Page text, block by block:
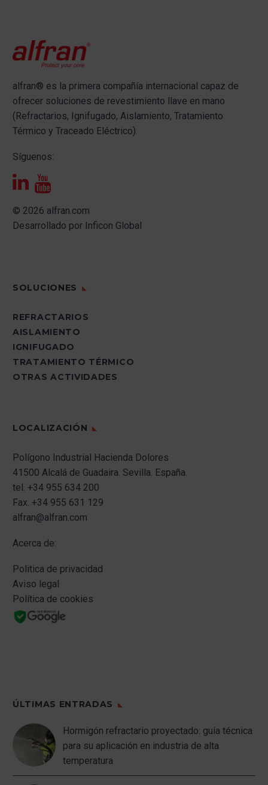
alfran® es la primera compañía internacional capaz de
ofrecer soluciones de revestimiento llave en mano
(Refractarios, Ignifugado, Aislamiento, Tratamiento
Térmico y Traceado Eléctrico).
Síguenos:
© 2026 alfran.com
Desarrollado por Inficon Global
SOLUCIONES
REFRACTARIOS
AISLAMIENTO
IGNIFUGADO
TRATAMIENTO TÉRMICO
OTRAS ACTIVIDADES
LOCALIZACIÓN
Polígono Industrial Hacienda Dolores
41500 Alcalá de Guadaira. Sevilla. España.
tel. +34 955 634 200
Fax. +34 955 631 129
alfran@alfran.com
Acerca de:
Politica de privacidad
Aviso legal
Política de cookies
ÚLTIMAS ENTRADAS
Hormigón refractario proyectado: guía técnica
para su aplicación en industria de alta
temperatura